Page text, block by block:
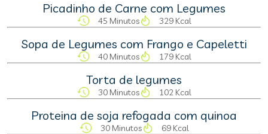
Picadinho de Carne com Legumes
45 Minutos 329 Kcal
Sopa de Legumes com Frango e Capeletti
40 Minutos 179 Kcal
Torta de legumes
30 Minutos 102 Kcal
Proteina de soja refogada com quinoa
30 Minutos 69 Kcal